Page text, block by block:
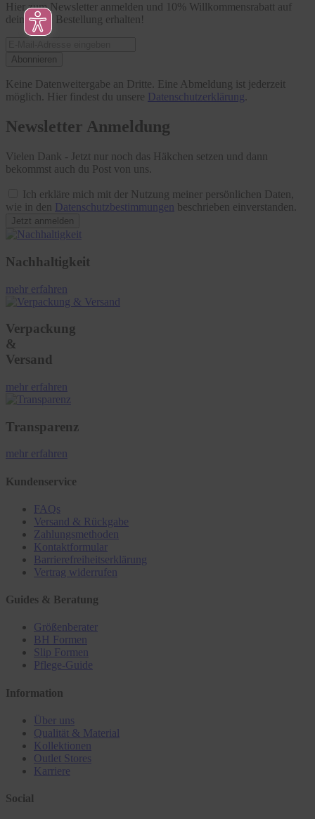
Hier zum Newsletter anmelden und 10% Willkommensrabatt auf
deine erste Bestellung erhalten!
Abonnieren
Keine Datenweitergabe an Dritte. Eine Abmeldung ist jederzeit
möglich. Hier findest du unsere Datenschutzerklärung
Newsletter Anmeldung
Vielen Dank - Jetzt nur noch das Häkchen setzen und dann
bekommst auch du Post von uns.
Ich erkläre mich mit der Nutzung meiner persönlichen Daten,
wie in den Datenschutzbestimmungen beschrieben einverstanden.
Jetzt anmelden
Nachhaltigkeit
mehr erfahren
Verpackung
&
Versand
mehr erfahren
Transparenz
mehr erfahren
Kundenservice
FAQs
Versand & Rückgabe
Zahlungsmethoden
Kontaktformular
Barrierefreiheitserklärung
Vertrag widerrufen
Guides & Beratung
Größenberater
BH Formen
Slip Formen
Pflege-Guide
Information
Über uns
Qualität & Material
Kollektionen
Outlet Stores
Karriere
Social